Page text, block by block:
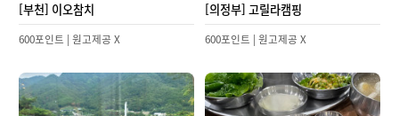
[부천] 이오참치
600포인트 | 원고제공 X
[의정부] 고릴라캠핑
600포인트 | 원고제공 X